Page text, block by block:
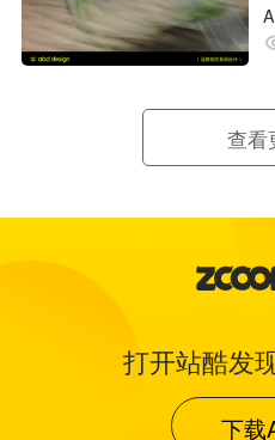
查看
打开站酷发
下载